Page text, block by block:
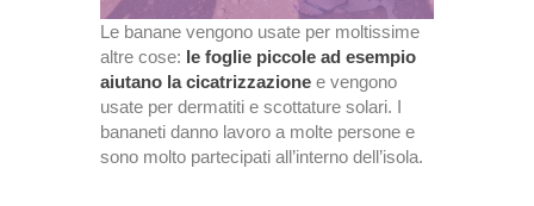
Le banane vengono usate per moltissime
altre cose: le foglie piccole ad esempio
aiutano la cicatrizzazione e vengono
usate per dermatiti e scottature solari. I
bananeti danno lavoro a molte persone e
sono molto partecipati all’interno dell’isola.